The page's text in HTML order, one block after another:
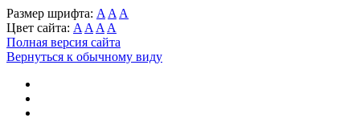
Размер шрифта: A A A
Цвет сайта: A A A A
Полная версия сайта
Вернуться к обычному виду